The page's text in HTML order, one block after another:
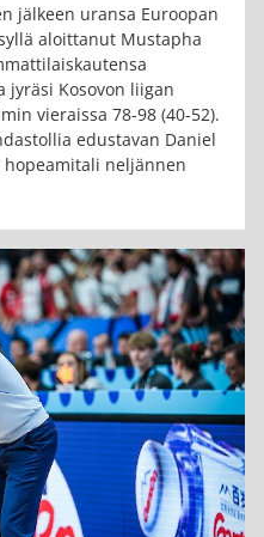
jälkeen uransa Euroopan
aloittanut Mustapha
jyräsi Kosovon liigan
vieraissa 78-98 (40-52).
edustavan Daniel
neljännen